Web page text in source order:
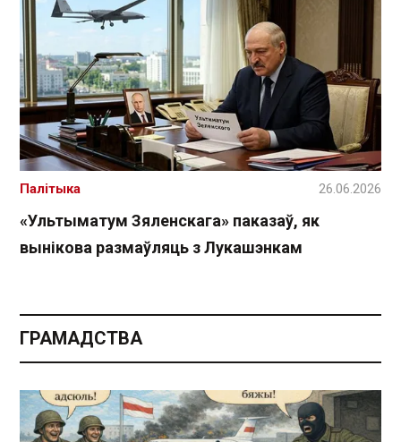
«Ультыматум Зяленскага» паказаў, як
вынікова размаўляць з Лукашэнкам
Палітыка 26.06.2026
ГРАМАДСТВА